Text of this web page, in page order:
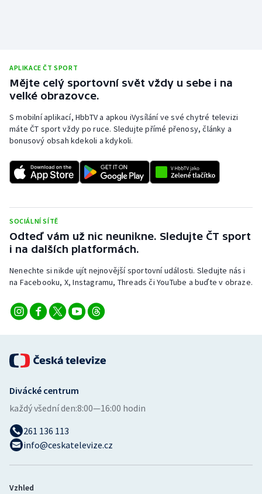
APLIKACE ČT SPORT
Mějte celý sportovní svět vždy u sebe i na
velké obrazovce.
S mobilní aplikací, HbbTV a apkou iVysílání ve své chytré televizi
máte ČT sport vždy po ruce. Sledujte přímé přenosy, články a
bonusový obsah kdekoli a kdykoli.
SOCIÁLNÍ SÍTĚ
Odteď vám už nic neunikne. Sledujte ČT sport
i na dalších platformách.
Nenechte si nikde ujít nejnovější sportovní události. Sledujte nás i
na Facebooku, X, Instagramu, Threads či YouTube a buďte v obraze.
Divácké centrum
každý všední den:8:00—16:00 hodin
261 136 113
info@ceskatelevize.cz
Vzhled